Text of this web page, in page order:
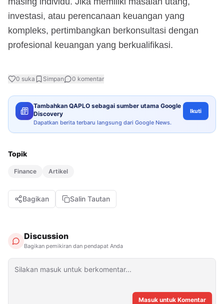
investasi, atau perencanaan keuangan yang
kompleks, pertimbangkan berkonsultasi dengan
profesional keuangan yang berkualifikasi.
0 suka Simpan 0 komentar
Tambahkan QAPLO sebagai sumber utama Google
Discovery
Dapatkan berita terbaru langsung dari Google News.
Ikuti
Topik
Finance Artikel
Bagikan Salin Tautan
Discussion
Bagikan pemikiran dan pendapat Anda
Masuk untuk Komentar